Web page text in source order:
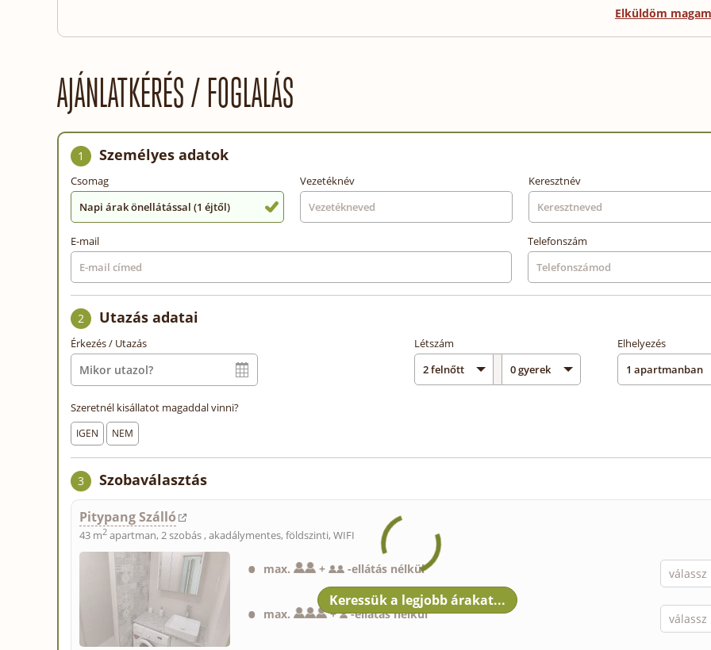
Elküldöm
AJÁNLATKÉRÉS / FOGLALÁS
1 Személyes adatok
Csomag
Napi árak önellátással (1 éjtől)
Vezetéknév Keresztnév
E-mail Telefonszám
2 Utazás adatai
Érkezés / Utazás Létszám Elhelyezés
Szeretnél kisállatot magaddal vinni?
IGEN NEM
3 Szobaválasztás
Pitypang Szálló
43 m2 apartman, 2 szobás , akadálymentes, földszinti, WIFI
max. + -ellátás nélkül
max. + -ellátás nélkül